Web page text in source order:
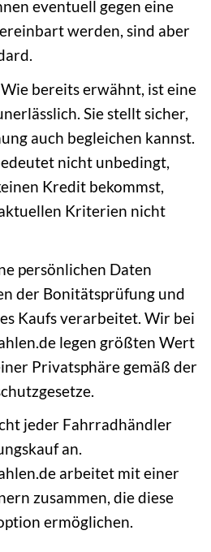
eventuell gegen eine
werden, sind aber
Wie bereits erwähnt, ist eine
Sie stellt sicher,
auch begleichen kannst.
nicht unbedingt,
Kredit bekommst,
Kriterien nicht
persönlichen Daten
der Bonitätsprüfung und
Kaufs verarbeitet. Wir bei
legen größten Wert
Privatsphäre gemäß der
jeder Fahrradhändler
an.
arbeitet mit einer
zusammen, die diese
ermöglichen.